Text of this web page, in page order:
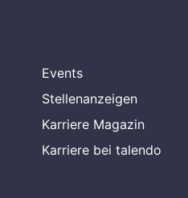
Events
Stellenanzeigen
Karriere Magazin
Karriere bei talendo